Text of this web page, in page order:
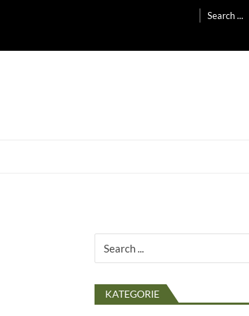
for:
for:
KATEGORIE